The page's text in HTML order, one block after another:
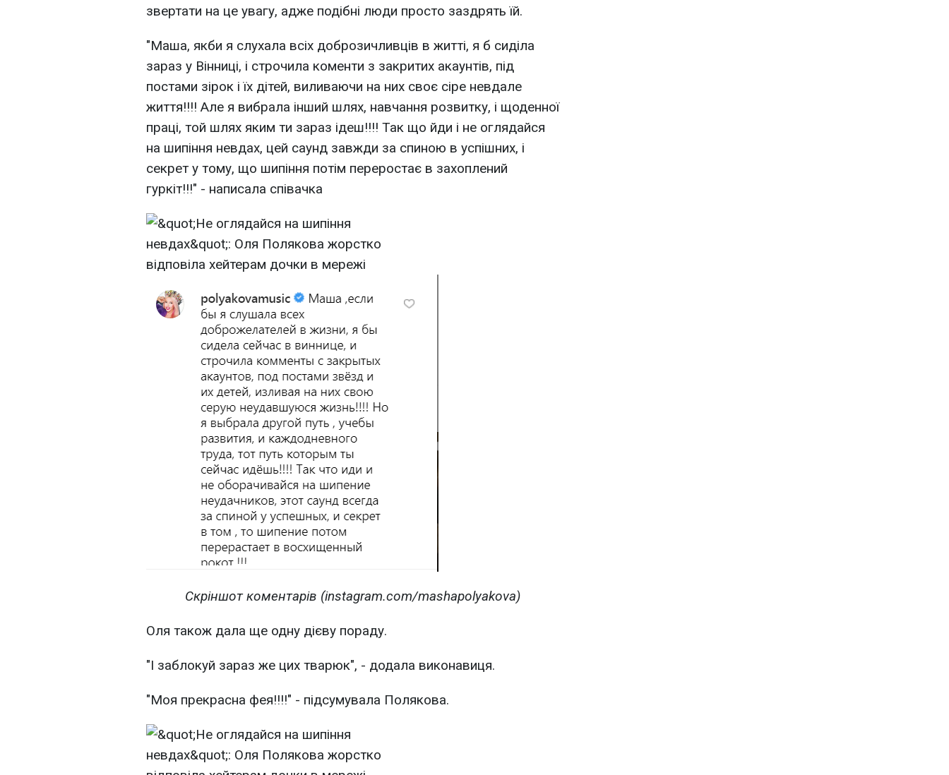
звертати на це увагу, адже подібні люди просто заздрять їй.
"Маша, якби я слухала всіх доброзичливців в житті, я б сиділа
зараз у Вінниці, і строчила коменти з закритих акаунтів, під
постами зірок і їх дітей, виливаючи на них своє сіре невдале
життя!!!! Але я вибрала інший шлях, навчання розвитку, і щоденної
праці, той шлях яким ти зараз ідеш!!!! Так що йди і не оглядайся
на шипіння невдах, цей саунд завжди за спиною в успішних, і
секрет у тому, що шипіння потім переростає в захоплений
гуркіт!!!" - написала співачка
Скріншот коментарів (instagram.com/mashapolyakova)
Оля також дала ще одну дієву пораду.
"І заблокуй зараз же цих тварюк", - додала виконавиця.
"Моя прекрасна фея!!!!" - підсумувала Полякова.